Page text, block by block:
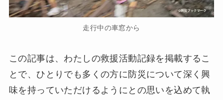
走行中の車窓から
この記事は、わたしの救援活動記録を掲載するこ
とで、ひとりでも多くの方に防災について深く興
味を持っていただけるようにとの思いを込めて執